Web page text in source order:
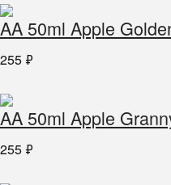
AA 50ml Apple
255 ₽
AA 50ml Apple
255 ₽